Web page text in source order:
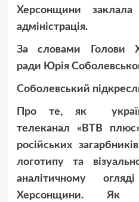
Херсонщини заклала
адміністрація.
За словами Голови
ради Юрія
Соболевський
Про те, як
телеканал «ВТВ
російських
логотипу та
аналітичному
Херсонщини. Як